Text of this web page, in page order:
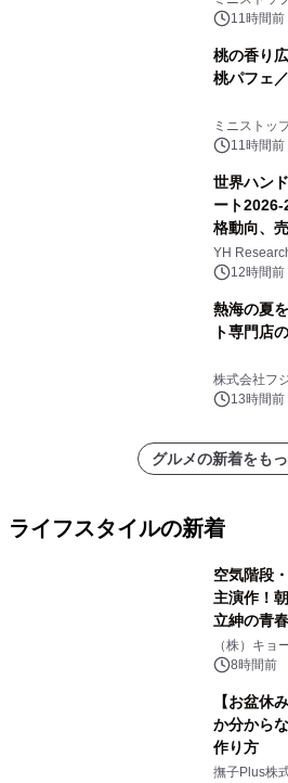
11時間前
桃の香り
桃パフェ
ミニストッ
11時間前
世界ハン
ート2026-
格動向、
YH
12時間前
熱海の夏
ト専門店
株式会社フ
13時間前
グルメの新着をも
ライフスタイルの新着
空気階段
主演作！
立紳の青
マジで来
（株）キョ
8時間前
【お盆休
か分から
作り方
撫子Plus株